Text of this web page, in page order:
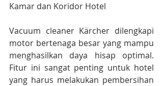
Kamar dan Koridor Hotel
Vacuum cleaner Kärcher dilengkapi
motor bertenaga besar yang mampu
menghasilkan daya hisap optimal.
Fitur ini sangat penting untuk hotel
yang harus melakukan pembersihan